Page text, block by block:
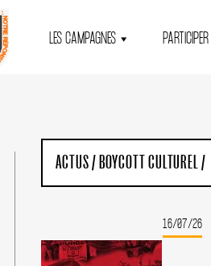
LES CAMPAGNES PARTICIPER
ACTUS/ BOYCOTT CULTUREL /
16/07/26